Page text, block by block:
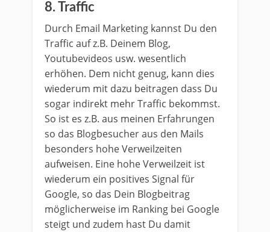
8. Traffic
Durch Email Marketing kannst Du den
Traffic auf z.B. Deinem Blog,
Youtubevideos usw. wesentlich
erhöhen. Dem nicht genug, kann dies
wiederum mit dazu beitragen dass Du
sogar indirekt mehr Traffic bekommst.
So ist es z.B. aus meinen Erfahrungen
so das Blogbesucher aus den Mails
besonders hohe Verweilzeiten
aufweisen. Eine hohe Verweilzeit ist
wiederum ein positives Signal für
Google, so das Dein Blogbeitrag
möglicherweise im Ranking bei Google
steigt und zudem hast Du damit